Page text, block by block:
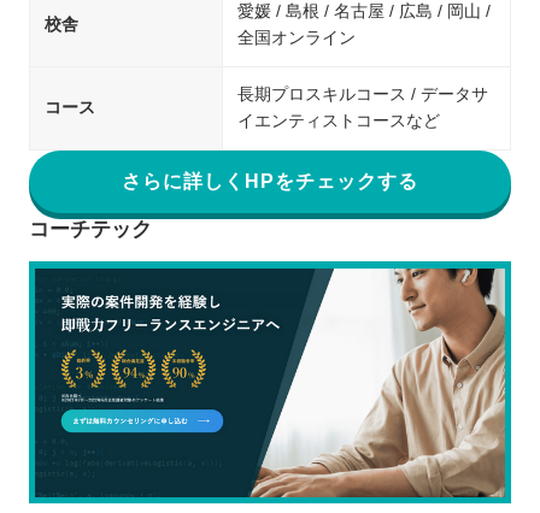
校舎
愛媛 / 島根 / 名古屋 / 広島 / 岡山 /
全国オンライン
コース
長期プロスキルコース / データサ
イエンティストコースなど
さらに詳しくHPをチェックする
コーチテック